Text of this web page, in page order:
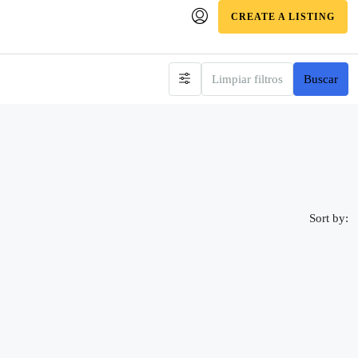
CREATE A LISTING
Limpiar filtros Buscar
Sort by: